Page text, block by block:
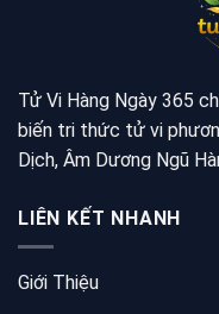
Tử Vi Hàng Ngày 365
biến tri thức tử vi
Dịch, Âm Dương Ngũ
LIÊN KẾT NHANH
Giới Thiệu